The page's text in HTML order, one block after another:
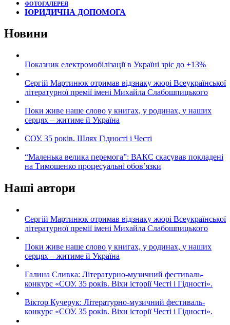
ФОТОГАЛЕРЕЯ
ЮРИДИЧНА ДОПОМОГА
Новини
Показник електромобілізації в Україні зріс до +13%
Сергій Мартинюк отримав відзнаку жюрі Всеукраїнської
літературної премії імені Михайла Слабошпицького
Поки живе наше слово у книгах, у родинах, у наших
серцях – житиме й Україна
СОУ. 35 років. Шлях Гідності і Честі
“Маленька велика перемога”: ВАКС скасував покладені
на Тимошенко процесуальні обов’язки
Наші автори
Сергій Мартинюк отримав відзнаку жюрі Всеукраїнської
літературної премії імені Михайла Слабошпицького
Поки живе наше слово у книгах, у родинах, у наших
серцях – житиме й Україна
Галина Сливка: Літературно-музичний фестиваль-
конкурс «СОУ. 35 років. Віхи історії Честі і Гідності».
Віктор Кучерук: Літературно-музичний фестиваль-
конкурс «СОУ. 35 років. Віхи історії Честі і Гідності».